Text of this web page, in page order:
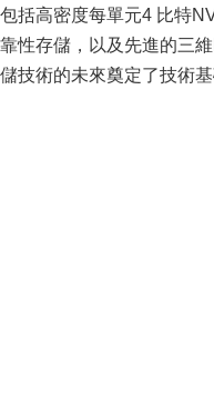
括高密度每單元4 比特
性存儲，以及先進的三
技術的未來奠定了技術